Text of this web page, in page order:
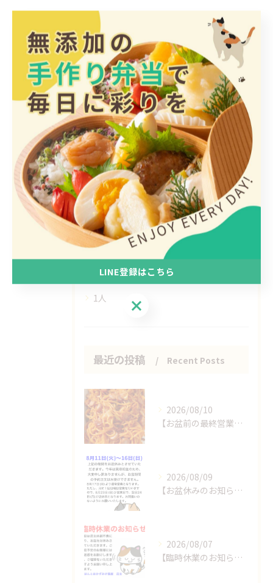
< 前のページ 一覧に戻る 次のページ >
カテゴリー Categories
全てのカテゴリー
日替わり
惣菜
手作り
ヘルシー
1人
最近の投稿 Recent Posts
2026/08/10
【お盆前の最終営業日です！】
2026/08/09
【お盆休みのお知らせ】
2026/08/07
【臨時休業のお知らせ】
LINE登録はこちら
LINE登録はこちら